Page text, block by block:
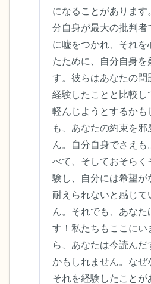
になることがあります
分自身が最大の批判
に嘘をつかれ、それを
たために、自分自身を
す。彼らはあなたの
経験したことと比較し
軽んじようとするかも
も、あなたの約束を
ん。自分自身でさえ
べて、そしておそらく
験し、自分には希望が
耐えられないと感じて
ん。それでも、あなた
す！私たちもここにい
ら、あなたは今読ん
かもしれません。な
それを経験したことが